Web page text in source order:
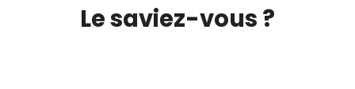
Le saviez-vous ?